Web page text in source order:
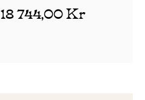
18 744,00 Kr